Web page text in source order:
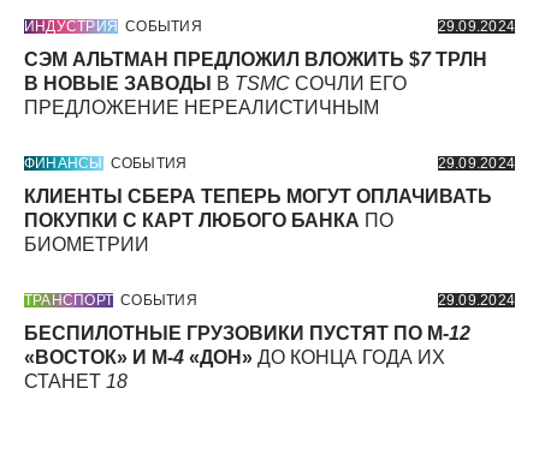
ИНДУСТРИЯ СОБЫТИЯ 29.09.2024
СЭМ АЛЬТМАН ПРЕДЛОЖИЛ ВЛОЖИТЬ $7ТРЛН
В НОВЫЕ ЗАВОДЫ
В TSMC СОЧЛИ ЕГО
ПРЕДЛОЖЕНИЕ НЕРЕАЛИСТИЧНЫМ
ФИНАНСЫ СОБЫТИЯ 29.09.2024
КЛИЕНТЫ СБЕРА ТЕПЕРЬ МОГУТ ОПЛАЧИВАТЬ
ПОКУПКИ С КАРТ ЛЮБОГО БАНКА ПО
БИОМЕТРИИ
ТРАНСПОРТ СОБЫТИЯ 29.09.2024
БЕСПИЛОТНЫЕ ГРУЗОВИКИ ПУСТЯТ ПО М-12
«ВОСТОК» И М-4 «ДОН» ДО КОНЦА ГОДА ИХ
СТАНЕТ 18